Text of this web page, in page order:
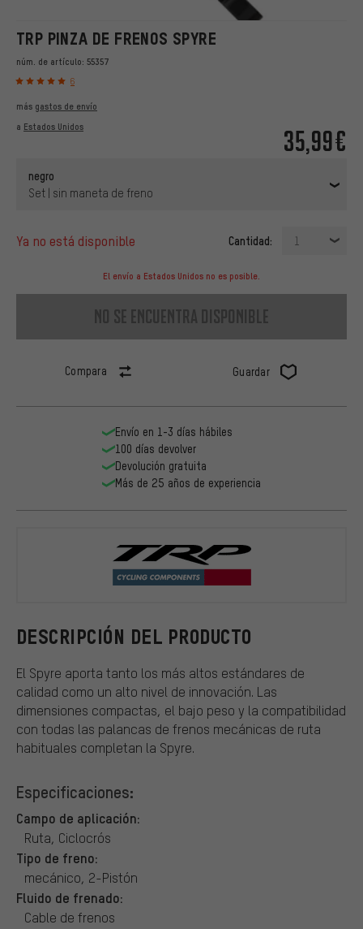
TRP PINZA DE FRENOS SPYRE
núm. de artículo: 55357
6
35,99€
más gastos de envío
a Estados Unidos
negro
Set | sin maneta de freno
ya no está disponible Cantidad: 1
El envío a Estados Unidos no es posible.
no se encuentra disponible
Compara Guardar
DESCRIPCIÓN DEL PRODUCTO
El Spyre aporta tanto los más altos estándares de
calidad como un alto nivel de innovación. Las
dimensiones compactas, el bajo peso y la compatibilidad
con todas las palancas de frenos mecánicas de ruta
habituales completan la Spyre.
Especificaciones:
Campo de aplicación:
Ruta, Ciclocrós
Tipo de freno:
mecánico, 2-Pistón
Fluido de frenado:
Cable de frenos
Envío en 1-3 días hábiles
100 días devolver
Devolución gratuita
Más de 25 años de experiencia